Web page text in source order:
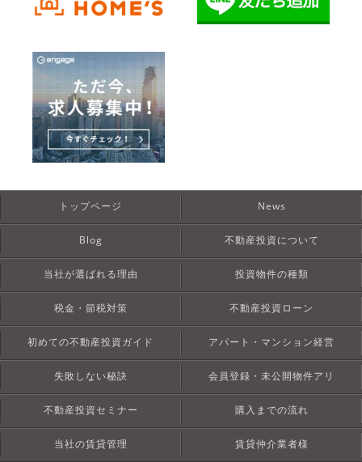
トップページ News
Blog 不動産投資について
当社が選ばれる理由 投資物件の種類
税金・節税対策 不動産投資ローン
初めての不動産投資ガイド アパート・マンション経営
失敗しない秘訣 会員登録・未公開物件アリ
不動産投資セミナー 購入までの流れ
当社の賃貸管理 賃貸仲介業者様